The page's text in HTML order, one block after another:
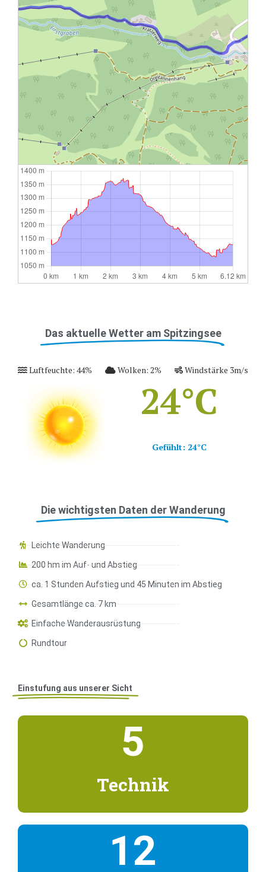
Das aktuelle Wetter am Spitzingsee
24°C
Gefühlt: 24°C
Luftfeuchte: 44% Wolken: 2% Windstärke 3m/s
Die wichtigsten Daten der Wanderung
Leichte Wanderung
200 hm im Auf- und Abstieg
ca. 1 Stunden Aufstieg und 45 Minuten im Abstieg
Gesamtlänge ca. 7 km
Einfache Wanderausrüstung
Rundtour
Einstufung aus unserer Sicht
Technik
5
12